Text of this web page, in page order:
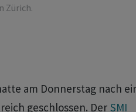
Zürich.
am Donnerstag nach
geschlossen. Der SMI